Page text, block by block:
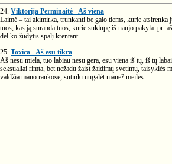
24. Viktorija Perminaitė - Aš viena
Laimė – tai akimirka, trunkanti be galo tiems, kurie atsirenka
tuos, kas ją suranda tuos, kurie suklupę iš naujo pakyla. pr:
dėl ko žudytis spalį krentant...
25. Toxica - Aš esu tikra
Aš nesu miela, tuo labiau nesu gera, esu viena iš tų, iš tų
seksualiai rimta, bet nežadu žaist žaidimų svetimų, taisyklės
valdžia mano rankose, sutinki nugalėt mane? meilės...